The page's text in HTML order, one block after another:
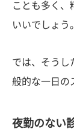
ことも多く、
いいでしょう。
では、そうし
般的な一日の
夜勤のない